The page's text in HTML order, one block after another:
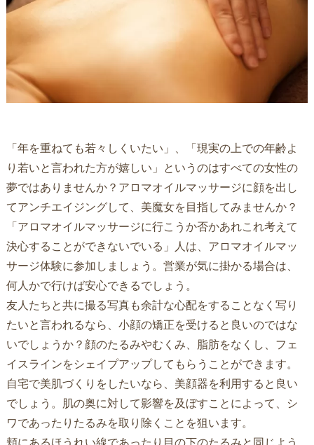
「年を重ねても若々しくいたい」、「現実の上での年齢よ
り若いと言われた方が嬉しい」というのはすべての女性の
夢ではありませんか？アロマオイルマッサージに顔を出し
てアンチエイジングして、美魔女を目指してみませんか？
「アロマオイルマッサージに行こうか否かあれこれ考えて
決心することができないでいる」人は、アロマオイルマッ
サージ体験に参加しましょう。営業が気に掛かる場合は、
何人かで行けば安心できるでしょう。
友人たちと共に撮る写真も余計な心配をすることなく写り
たいと言われるなら、小顔の矯正を受けると良いのではな
いでしょうか？顔のたるみやむくみ、脂肪をなくし、フェ
イスラインをシェイプアップしてもらうことができます。
自宅で美肌づくりをしたいなら、美顔器を利用すると良い
でしょう。肌の奥に対して影響を及ぼすことによって、シ
ワであったりたるみを取り除くことを狙います。